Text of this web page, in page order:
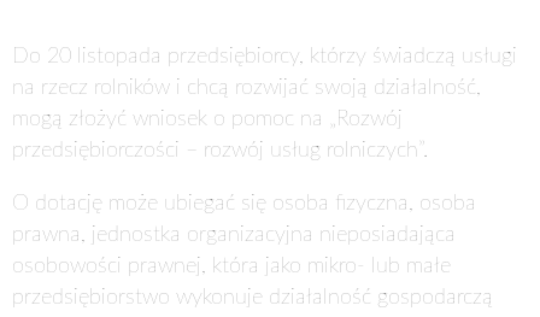
Do 20 listopada przedsiębiorcy, którzy świadczą usługi
na rzecz rolników i chcą rozwijać swoją działalność,
mogą złożyć wniosek o pomoc na „Rozwój
przedsiębiorczości – rozwój usług rolniczych”.
O dotację może ubiegać się osoba fizyczna, osoba
prawna, jednostka organizacyjna nieposiadająca
osobowości prawnej, która jako mikro- lub małe
przedsiębiorstwo wykonuje działalność gospodarczą